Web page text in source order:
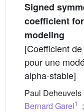
Signed
coefficient
modeling
[Coefficient
pour une
alpha-stable]
Paul Deheuvels
Bernard Garel1 ;